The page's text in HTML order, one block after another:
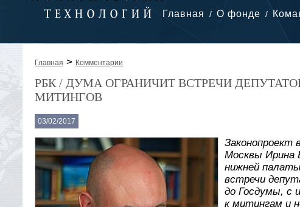
Главная О фонде
Главная > Комментарии
РБК / ДУМА ОГРАНИЧИТ ВСТРЕЧИ
МИТИНГОВ
03/02/2017
Законопроект
Москвы Ирина
нижней
встречи
до Госдумы, с
к митингам и